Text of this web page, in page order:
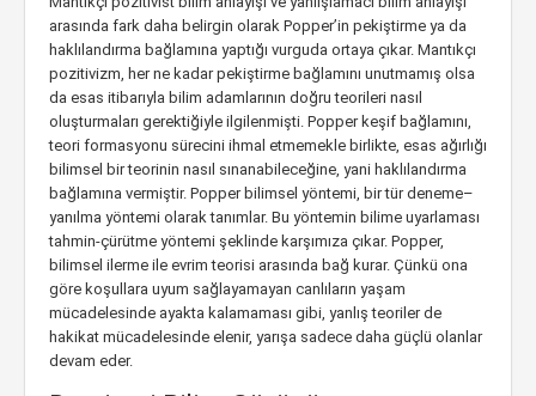
arasında fark daha belirgin olarak Popper’in pekiştirme ya da
haklılandırma bağlamına yaptığı vurguda ortaya çıkar. Mantıkçı
pozitivizm, her ne kadar pekiştirme bağlamını unutmamış olsa
da esas itibarıyla bilim adamlarının doğru teorileri nasıl
oluşturmaları gerektiğiyle ilgilenmişti. Popper keşif bağlamını,
teori formasyonu sürecini ihmal etmemekle birlikte, esas ağırlığı
bilimsel bir teorinin nasıl sınanabileceğine, yani haklılandırma
bağlamına vermiştir. Popper bilimsel yöntemi, bir tür deneme–
yanılma yöntemi olarak tanımlar. Bu yöntemin bilime uyarlaması
tahmin-çürütme yöntemi şeklinde karşımıza çıkar. Popper,
bilimsel ilerme ile evrim teorisi arasında bağ kurar. Çünkü ona
göre koşullara uyum sağlayamayan canlıların yaşam
mücadelesinde ayakta kalamaması gibi, yanlış teoriler de
hakikat mücadelesinde elenir, yarışa sadece daha güçlü olanlar
devam eder.